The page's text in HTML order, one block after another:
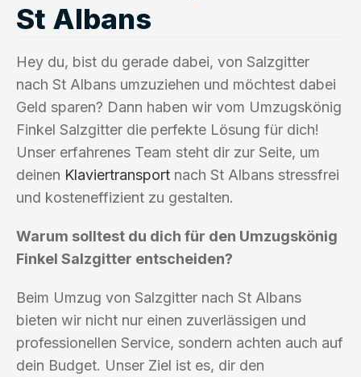
St Albans
Hey du, bist du gerade dabei, von Salzgitter
nach St Albans umzuziehen und möchtest dabei
Geld sparen? Dann haben wir vom Umzugskönig
Finkel Salzgitter die perfekte Lösung für dich!
Unser erfahrenes Team steht dir zur Seite, um
deinen Klaviertransport nach St Albans stressfrei
und kosteneffizient zu gestalten.
Warum solltest du dich für den Umzugskönig
Finkel Salzgitter entscheiden?
Beim Umzug von Salzgitter nach St Albans
bieten wir nicht nur einen zuverlässigen und
professionellen Service, sondern achten auch auf
dein Budget. Unser Ziel ist es, dir den